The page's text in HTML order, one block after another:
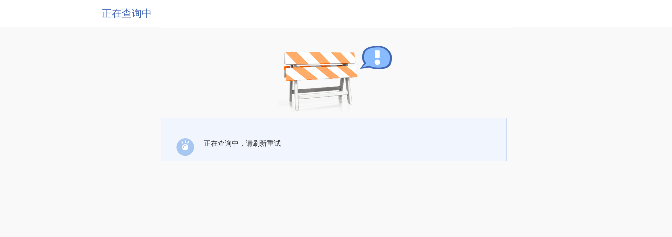
正在查询中
正在查询中，请刷新重试